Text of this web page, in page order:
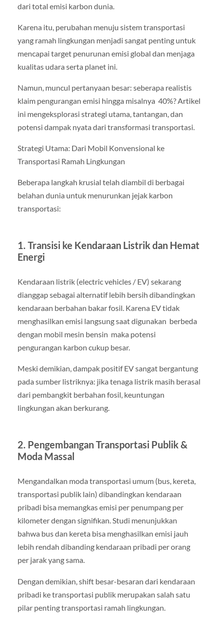
dari total emisi karbon dunia.
Karena itu, perubahan menuju sistem transportasi
yang ramah lingkungan menjadi sangat penting untuk
mencapai target penurunan emisi global dan menjaga
kualitas udara serta planet ini.
Namun, muncul pertanyaan besar: seberapa realistis
klaim pengurangan emisi hingga misalnya 40%? Artikel
ini mengeksplorasi strategi utama, tantangan, dan
potensi dampak nyata dari transformasi transportasi.
Strategi Utama: Dari Mobil Konvensional ke
Transportasi Ramah Lingkungan
Beberapa langkah krusial telah diambil di berbagai
belahan dunia untuk menurunkan jejak karbon
transportasi:
1. Transisi ke Kendaraan Listrik dan Hemat
Energi
Kendaraan listrik (electric vehicles / EV) sekarang
dianggap sebagai alternatif lebih bersih dibandingkan
kendaraan berbahan bakar fosil. Karena EV tidak
menghasilkan emisi langsung saat digunakan berbeda
dengan mobil mesin bensin maka potensi
pengurangan karbon cukup besar.
Meski demikian, dampak positif EV sangat bergantung
pada sumber listriknya: jika tenaga listrik masih berasal
dari pembangkit berbahan fosil, keuntungan
lingkungan akan berkurang.
2. Pengembangan Transportasi Publik &
Moda Massal
Mengandalkan moda transportasi umum (bus, kereta,
transportasi publik lain) dibandingkan kendaraan
pribadi bisa memangkas emisi per penumpang per
kilometer dengan signifikan. Studi menunjukkan
bahwa bus dan kereta bisa menghasilkan emisi jauh
lebih rendah dibanding kendaraan pribadi per orang
per jarak yang sama.
Dengan demikian, shift besar-besaran dari kendaraan
pribadi ke transportasi publik merupakan salah satu
pilar penting transportasi ramah lingkungan.